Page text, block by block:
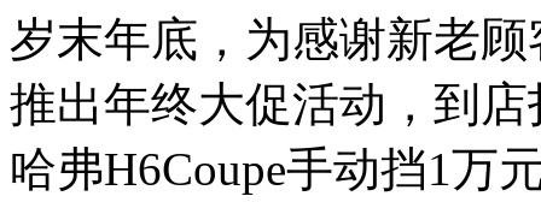
岁末年底，为感谢新老
推出年终大促活动，到
哈弗H6Coupe手动挡1万